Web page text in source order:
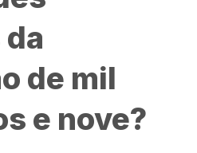
de mil
e nove?